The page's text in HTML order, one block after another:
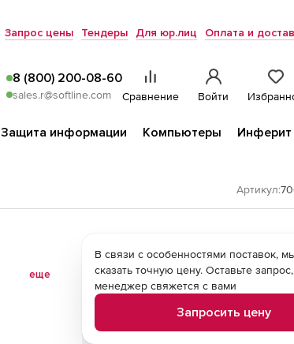
Запрос цены Тендеры Для юр.лиц Оплата и
8 (800) 200-08-60
sales.r@softline.com Сравнение Войти
Защита информации Компьютеры Инферит
Артикул:
еще
В связи с особенностями поставок,
сказать точную цену. Оставьте
менеджер свяжется с вами
Запросить цену